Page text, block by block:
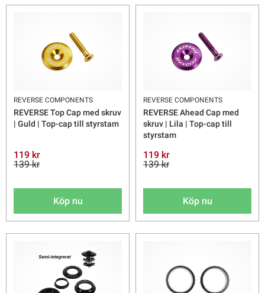
REVERSE COMPONENTS
REVERSE Top Cap med skruv
| Guld | Top-cap till styrstam
119 kr
139 kr
Köp nu
REVERSE COMPONENTS
REVERSE Ahead Cap med
skruv | Lila | Top-cap till
styrstam
119 kr
139 kr
Köp nu